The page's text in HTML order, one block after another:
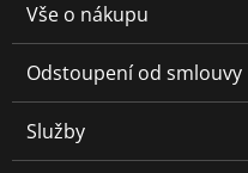
Vše o nákupu
Odstoupení od smlouvy
Služby